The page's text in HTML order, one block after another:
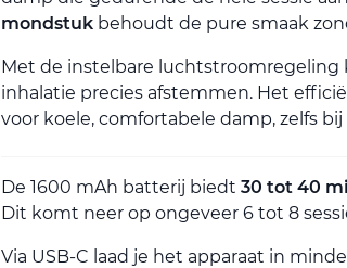
mondstuk behoudt de pure smaak
Met de instelbare luchtstroomregeling
inhalatie precies afstemmen. Het
voor koele, comfortabele damp, zelfs
De 1600 mAh batterij biedt 30 tot 40
Dit komt neer op ongeveer 6 tot 8
Via USB-C laad je het apparaat in